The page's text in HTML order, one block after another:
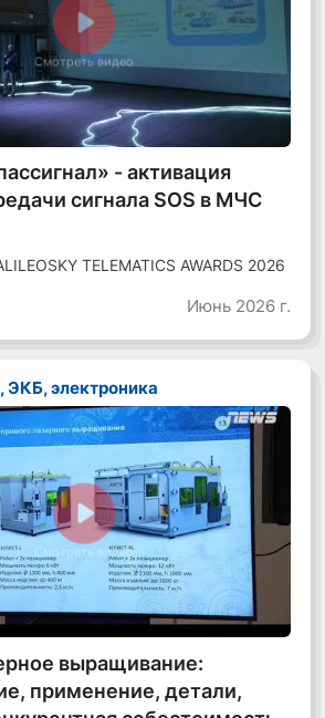
Смотреть видео
- активация
сигнала SOS в МЧС
TELEMATICS AWARDS 2026
Июнь 2026 г.
ЭКБ, электроника
Смотреть видео
выращивание:
применение, детали,